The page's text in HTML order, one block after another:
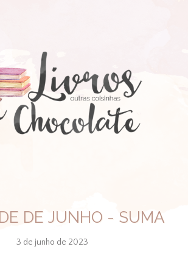
DE JUNHO - SUMA
3 de junho de 2023